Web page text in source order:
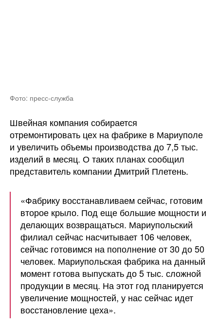
Фото: пресс-служба
Швейная компания собирается
отремонтировать цех на фабрике в Мариуполе
и увеличить объемы производства до 7,5 тыс.
изделий в месяц. О таких планах сообщил
представитель компании Дмитрий Плетень.
«Фабрику восстанавливаем сейчас, готовим
второе крыло. Под еще большие мощности и
делающих возвращаться. Мариупольский
филиал сейчас насчитывает 106 человек,
сейчас готовимся на пополнение от 30 до 50
человек. Мариупольская фабрика на данный
момент готова выпускать до 5 тыс. сложной
продукции в месяц. На этот год планируется
увеличение мощностей, у нас сейчас идет
восстановление цеха».